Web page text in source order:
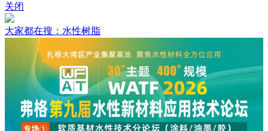
关闭
大家都在搜：水性树脂